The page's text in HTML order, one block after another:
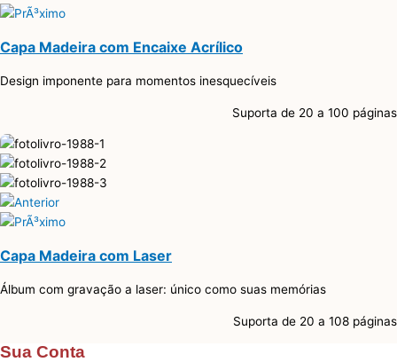
Capa Madeira com Encaixe Acrílico
Design imponente para momentos inesquecíveis
Suporta de 20 a 100 páginas
Capa Madeira com Laser
Álbum com gravação a laser: único como suas memórias
Suporta de 20 a 108 páginas
Sua Conta